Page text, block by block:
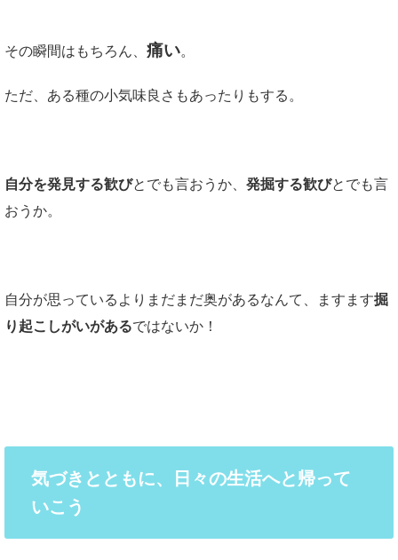
その瞬間はもちろん、 痛い。
ただ、ある種の小気味良さもあったりもする。
自分を発見する歓びとでも言おうか、 発掘する歓びとでも言
おうか。
自分が思っているよりまだまだ奥があるなんて、ますます掘
り起こしがいがあるではないか！
気づきとともに、日々の生活へと帰って
いこう